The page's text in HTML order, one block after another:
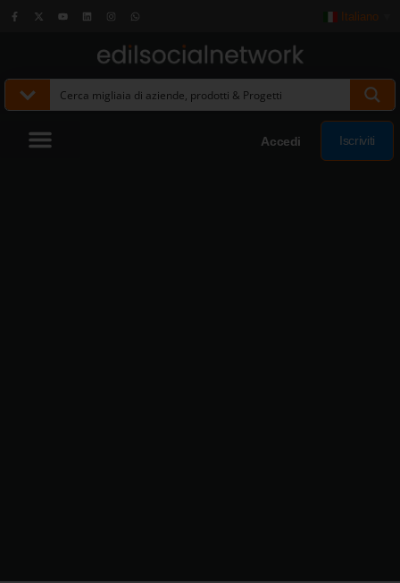
Italiano
Accedi Iscriviti